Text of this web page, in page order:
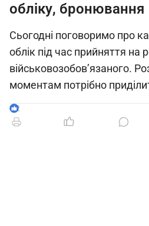
обліку, бронювання
Сьогодні поговоримо про
облік під час прийняття на
військовозобов’язаного.
моментам потрібно
2